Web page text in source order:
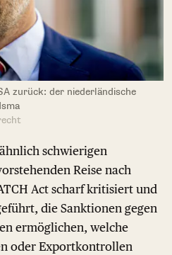
zurück: der niederländische
schwierigen
Reise nach
Act scharf kritisiert und
die Sanktionen gegen
ermöglichen, welche
oder Exportkontrollen